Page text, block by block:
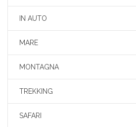
IN AUTO
MARE
MONTAGNA
TREKKING
SAFARI